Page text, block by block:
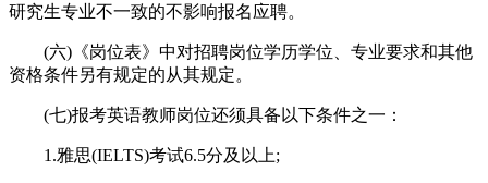
研究生专业不一致的不影响报名应聘。
(六)《岗位表》中对招聘岗位学历学位、专业要求和其他
资格条件另有规定的从其规定。
(七)报考英语教师岗位还须具备以下条件之一：
1.雅思(IELTS)考试6.5分及以上;